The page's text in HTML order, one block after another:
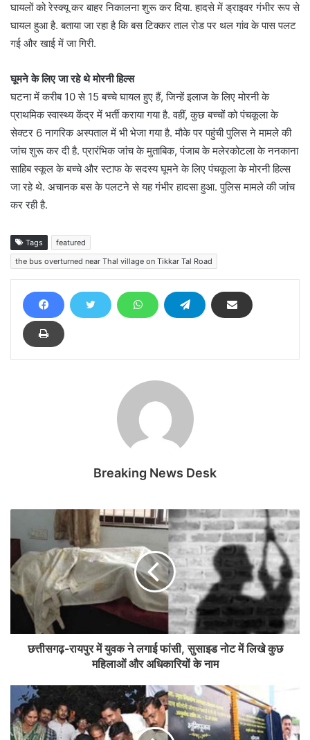
घायलों को रेस्क्यू कर बाहर निकालना शुरू कर दिया. हादसे में ड्राइवर गंभीर रूप से
घायल हुआ है. बताया जा रहा है कि बस टिक्कर ताल रोड पर थल गांव के पास पलट
गई और खाई में जा गिरी.
घूमने के लिए जा रहे थे मोरनी हिल्स
घटना में करीब 10 से 15 बच्चे घायल हुए हैं, जिन्हें इलाज के लिए मोरनी के
प्राथमिक स्वास्थ्य केंद्र में भर्ती कराया गया है. वहीं, कुछ बच्चों को पंचकूला के
सेक्टर 6 नागरिक अस्पताल में भी भेजा गया है. मौके पर पहुंची पुलिस ने मामले की
जांच शुरू कर दी है. प्रारंभिक जांच के मुताबिक, पंजाब के मलेरकोटला के ननकाना
साहिब स्कूल के बच्चे और स्टाफ के सदस्य घूमने के लिए पंचकूला के मोरनी हिल्स
जा रहे थे. अचानक बस के पलटने से यह गंभीर हादसा हुआ. पुलिस मामले की जांच
कर रही है.
Tags
featured
the bus overturned near Thal village on Tikkar Tal Road
Breaking News Desk
छत्तीसगढ़-रायपुर में युवक ने लगाई फांसी, सुसाइड नोट में लिखे कुछ
महिलाओं और अधिकारियों के नाम